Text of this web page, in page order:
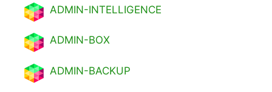
ADMIN-INTELLIGENCE
ADMIN-BOX
ADMIN-BACKUP